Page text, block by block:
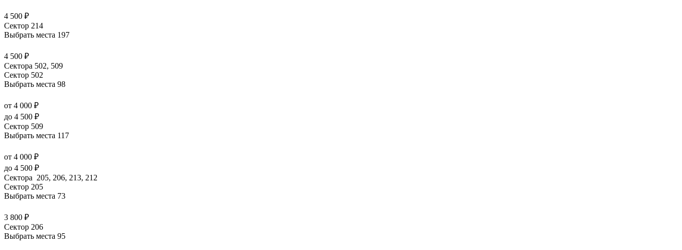
4 500 ₽
Сектор 214
Выбрать места 197
4 500 ₽
Сектора 502, 509
Сектор 502
Выбрать места 98
от 4 000 ₽
до 4 500 ₽
Сектор 509
Выбрать места 117
от 4 000 ₽
до 4 500 ₽
Сектора 205, 206, 213, 212
Сектор 205
Выбрать места 73
3 800 ₽
Сектор 206
Выбрать места 95